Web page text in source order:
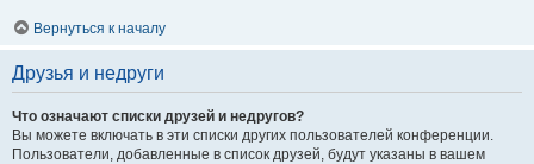
Вернуться к началу
Друзья и недруги
Что означают списки друзей и недругов?
Вы можете включать в эти списки других пользователей конференции.
Пользователи, добавленные в список друзей, будут указаны в вашем